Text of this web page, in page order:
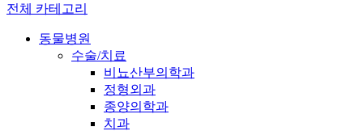
전체 카테고리
동물병원
수술/치료
비뇨산부의학과
정형외과
종양의학과
치과